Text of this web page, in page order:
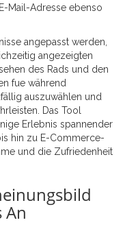
Mail-Adresse ebenso
angepasst werden,
angezeigten
des Rads und den
fue während
auszuwählen und
Das Tool
Erlebnis spannender
hin zu E-Commerce-
und die Zufriedenheit
An